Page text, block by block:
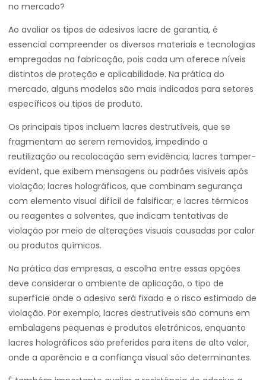
no mercado?
Ao avaliar os tipos de adesivos lacre de garantia, é
essencial compreender os diversos materiais e tecnologias
empregadas na fabricação, pois cada um oferece níveis
distintos de proteção e aplicabilidade. Na prática do
mercado, alguns modelos são mais indicados para setores
específicos ou tipos de produto.
Os principais tipos incluem lacres destrutíveis, que se
fragmentam ao serem removidos, impedindo a
reutilização ou recolocação sem evidência; lacres tamper-
evident, que exibem mensagens ou padrões visíveis após
violação; lacres holográficos, que combinam segurança
com elemento visual difícil de falsificar; e lacres térmicos
ou reagentes a solventes, que indicam tentativas de
violação por meio de alterações visuais causadas por calor
ou produtos químicos.
Na prática das empresas, a escolha entre essas opções
deve considerar o ambiente de aplicação, o tipo de
superfície onde o adesivo será fixado e o risco estimado de
violação. Por exemplo, lacres destrutíveis são comuns em
embalagens pequenas e produtos eletrônicos, enquanto
lacres holográficos são preferidos para itens de alto valor,
onde a aparência e a confiança visual são determinantes.